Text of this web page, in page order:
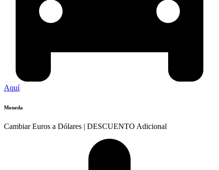
Aquí
Moneda
Cambiar Euros a Dólares | DESCUENTO Adicional